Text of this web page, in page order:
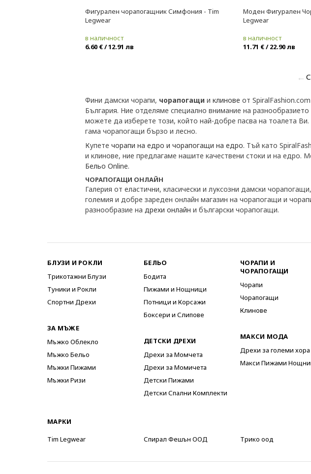
Фигурален чорапогащник Симфония - Tim
Legwear
в наличност
6.60 € / 12.91 лв
Моден Фигурален
Legwear
в наличност
11.71 € / 22.90 лв
←
Фини дамски чорапи, чорапогащи и клинове от
България. Ние отделяме специално внимание на
можете да изберете този, който най-добре пасва на тоалета
гама чорапогащи бързо и лесно.
Купете чорапи на едро и чорапогащи на едро. Тъй като
и клинове, ние предлагаме нашите качествени стоки и на
Бельо Online.
ЧОРАПОГАЩИ ОНЛАЙН
Галерия от еластични, класически и луксозни дамски
големия и добре зареден онлайн магазин на чорапогащи и
разнообразие на дрехи онлайн и български чорапогащи.
БЛУЗИ И РОКЛИ
Трикотажни Блузи
Туники и Рокли
Спортни Дрехи
ЗА МЪЖЕ
Мъжко Облекло
Мъжко Бельо
Мъжки Пижами
Мъжки Ризи
БЕЛЬО
Бодита
Пижами и Нощници
Потници и Корсажи
Боксери и Слипове
ДЕТСКИ ДРЕХИ
Дрехи за Момчета
Дрехи за Момичета
Детски Пижами
Детски Спални Комплекти
ЧОРАПИ И
ЧОРАПОГАЩИ
Чорапи
Чорапогащи
Клинове
МАКСИ МОДА
Дрехи за големи хора
Макси Пижами
МАРКИ
Tim Legwear
Спирал Фешън ООД Трико оод